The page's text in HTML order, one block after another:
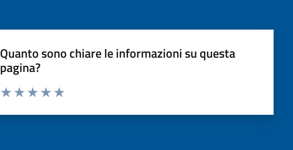
Quanto sono chiare le informazioni su questa
pagina?
Valuta da 1 a 5 stelle la pagina